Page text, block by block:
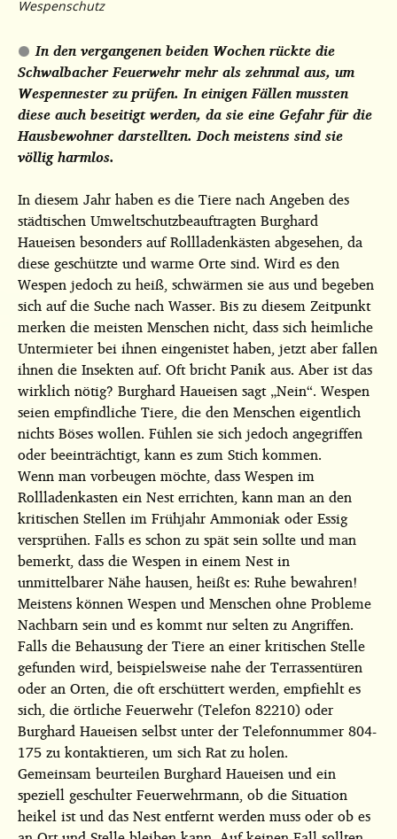
Wespenschutz
In den vergangenen beiden Wochen rückte die
Schwalbacher Feuerwehr mehr als zehnmal aus, um
Wespennester zu prüfen. In einigen Fällen mussten
diese auch beseitigt werden, da sie eine Gefahr für die
Hausbewohner darstellten. Doch meistens sind sie
völlig harmlos.
In diesem Jahr haben es die Tiere nach Angeben des
städtischen Umweltschutzbeauftragten Burghard
Haueisen besonders auf Rollladenkästen abgesehen, da
diese geschützte und warme Orte sind. Wird es den
Wespen jedoch zu heiß, schwärmen sie aus und begeben
sich auf die Suche nach Wasser. Bis zu diesem Zeitpunkt
merken die meisten Menschen nicht, dass sich heimliche
Untermieter bei ihnen eingenistet haben, jetzt aber fallen
ihnen die Insekten auf. Oft bricht Panik aus. Aber ist das
wirklich nötig? Burghard Haueisen sagt „Nein“. Wespen
seien empfindliche Tiere, die den Menschen eigentlich
nichts Böses wollen. Fühlen sie sich jedoch angegriffen
oder beeinträchtigt, kann es zum Stich kommen.
Wenn man vorbeugen möchte, dass Wespen im
Rollladenkasten ein Nest errichten, kann man an den
kritischen Stellen im Frühjahr Ammoniak oder Essig
versprühen. Falls es schon zu spät sein sollte und man
bemerkt, dass die Wespen in einem Nest in
unmittelbarer Nähe hausen, heißt es: Ruhe bewahren!
Meistens können Wespen und Menschen ohne Probleme
Nachbarn sein und es kommt nur selten zu Angriffen.
Falls die Behausung der Tiere an einer kritischen Stelle
gefunden wird, beispielsweise nahe der Terrassentüren
oder an Orten, die oft erschüttert werden, empfiehlt es
sich, die örtliche Feuerwehr (Telefon 82210) oder
Burghard Haueisen selbst unter der Telefonnummer 804-
175 zu kontaktieren, um sich Rat zu holen.
Gemeinsam beurteilen Burghard Haueisen und ein
speziell geschulter Feuerwehrmann, ob die Situation
heikel ist und das Nest entfernt werden muss oder ob es